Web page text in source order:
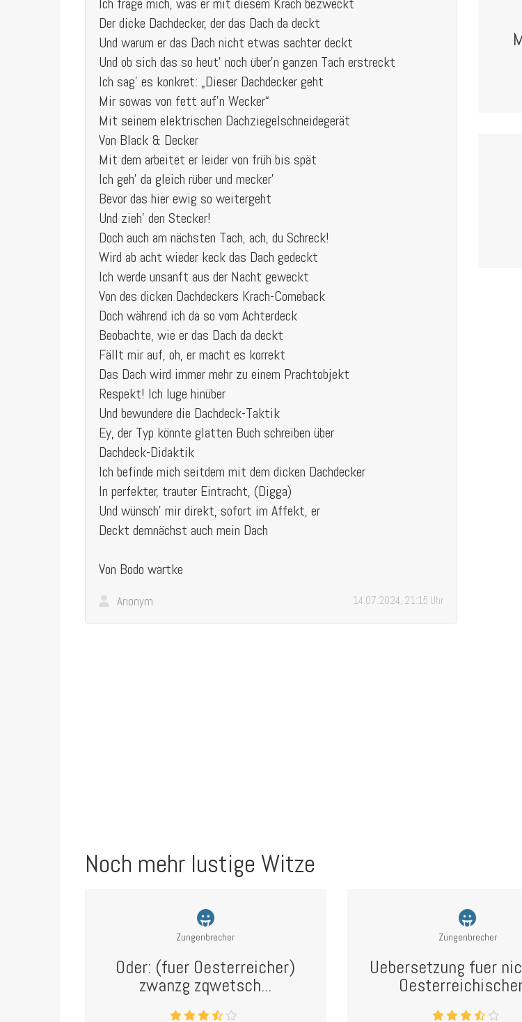
Der dicke Dachdecker, der das Dach da deckt
Und warum er das Dach nicht etwas sachter deckt
Und ob sich das so heut' noch über'n ganzen Tach erstreckt
Ich sag' es konkret: „Dieser Dachdecker geht
Mir sowas von fett auf'n Wecker“
Mit seinem elektrischen Dachziegelschneidegerät
Von Black & Decker
Mit dem arbeitet er leider von früh bis spät
Ich geh' da gleich rüber und mecker'
Bevor das hier ewig so weitergeht
Und zieh' den Stecker!
Doch auch am nächsten Tach, ach, du Schreck!
Wird ab acht wieder keck das Dach gedeckt
Ich werde unsanft aus der Nacht geweckt
Von des dicken Dachdeckers Krach-Comeback
Doch während ich da so vom Achterdeck
Beobachte, wie er das Dach da deckt
Fällt mir auf, oh, er macht es korrekt
Das Dach wird immer mehr zu einem Prachtobjekt
Respekt! Ich luge hinüber
Und bewundere die Dachdeck-Taktik
Ey, der Typ könnte glatten Buch schreiben über
Dachdeck-Didaktik
Ich befinde mich seitdem mit dem dicken Dachdecker
In perfekter, trauter Eintracht, (Digga)
Und wünsch' mir direkt, sofort im Affekt, er
Deckt demnächst auch mein Dach
Von Bodo wartke
Anonym 14.07.2024, 21:15 Uhr
Noch mehr lustige Witze
Zungenbrecher
Oder: (fuer Oesterreicher)
zwanzg zqwetsch...
Zungenbrecher
Uebersetzung fuer